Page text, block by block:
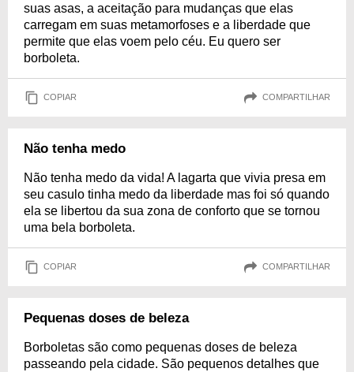
suas asas, a aceitação para mudanças que elas
carregam em suas metamorfoses e a liberdade que
permite que elas voem pelo céu. Eu quero ser
borboleta.
COPIAR COMPARTILHAR
Não tenha medo
Não tenha medo da vida! A lagarta que vivia presa em
seu casulo tinha medo da liberdade mas foi só quando
ela se libertou da sua zona de conforto que se tornou
uma bela borboleta.
COPIAR COMPARTILHAR
Pequenas doses de beleza
Borboletas são como pequenas doses de beleza
passeando pela cidade. São pequenos detalhes que